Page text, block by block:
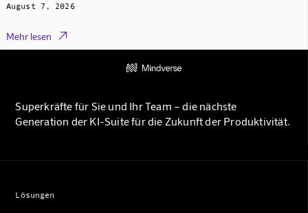
August 7, 2026
Mehr lesen 
Superkräfte für Sie und Ihr Team – die nächste
Generation der KI-Suite für die Zukunft der Produktivität.
Lösungen